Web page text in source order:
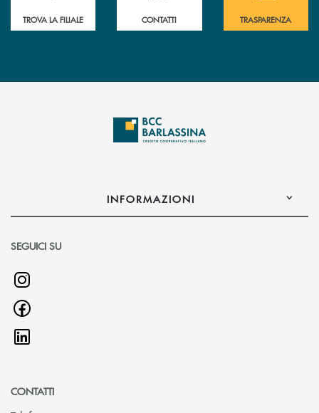
TROVA LA FILIALE CONTATTI TRASPARENZA
INFORMAZIONI
SEGUICI SU
CONTATTI